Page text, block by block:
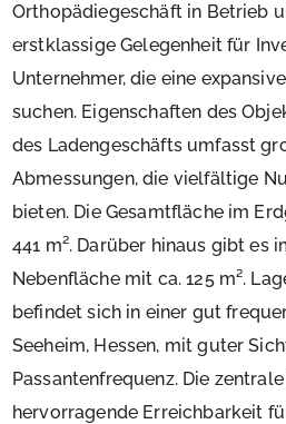
Orthopädiegeschäft in Betrieb
erstklassige Gelegenheit für
Unternehmer, die eine
suchen. Eigenschaften des
des Ladengeschäfts umfasst
Abmessungen, die vielfältige
bieten. Die Gesamtfläche im
441 m². Darüber hinaus gibt es
Nebenfläche mit ca. 125 m².
befindet sich in einer gut
Seeheim, Hessen, mit guter
Passantenfrequenz. Die
hervorragende Erreichbarkeit